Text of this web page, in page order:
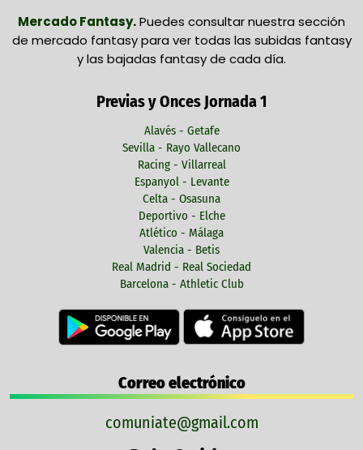
Mercado Fantasy.Puedes consultar nuestra sección
de mercado fantasy para ver todas las subidas fantasy
y las bajadas fantasy de cada día.
Previas y Onces Jornada 1
Alavés - Getafe
Sevilla - Rayo Vallecano
Racing - Villarreal
Espanyol - Levante
Celta - Osasuna
Deportivo - Elche
Atlético - Málaga
Valencia - Betis
Real Madrid - Real Sociedad
Barcelona - Athletic Club
Correo electrónico
comuniate@gmail.com